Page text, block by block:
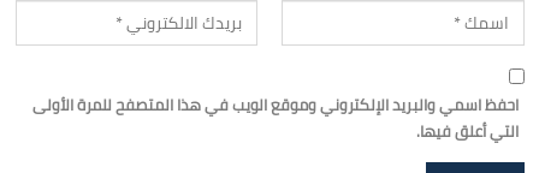
احفظ اسمي والبريد الإلكتروني وموقع الويب في هذا المتصفح للمرة الأولى
التي أعلق فيها.